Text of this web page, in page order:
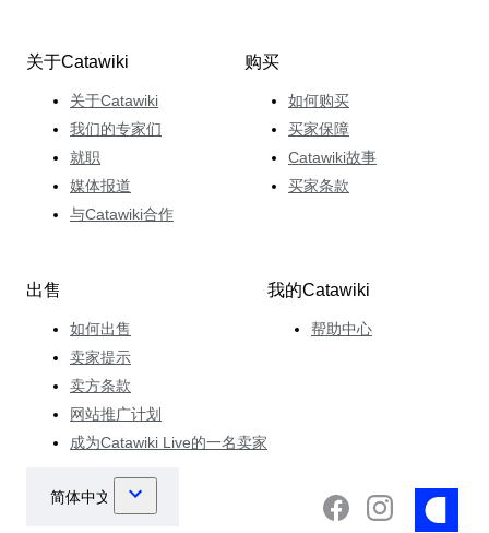
关于Catawiki
关于Catawiki
我们的专家们
就职
媒体报道
与Catawiki合作
购买
如何购买
买家保障
Catawiki故事
买家条款
出售
如何出售
卖家提示
卖方条款
网站推广计划
成为Catawiki Live的一名卖家
我的Catawiki
帮助中心